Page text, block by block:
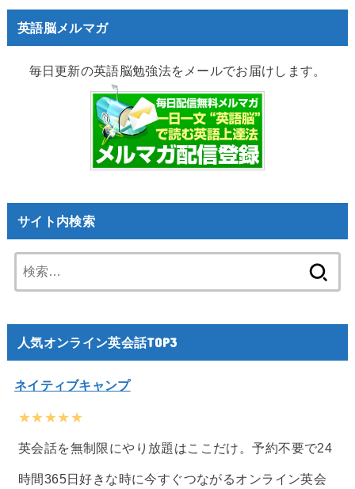
英語脳メルマガ
毎日更新の英語脳勉強法をメールでお届けします。
サイト内検索
索:
人気オンライン英会話TOP3
ネイティブキャンプ
★★★★★
英会話を無制限にやり放題はここだけ。予約不要で24
時間365日好きな時に今すぐつながるオンライン英会